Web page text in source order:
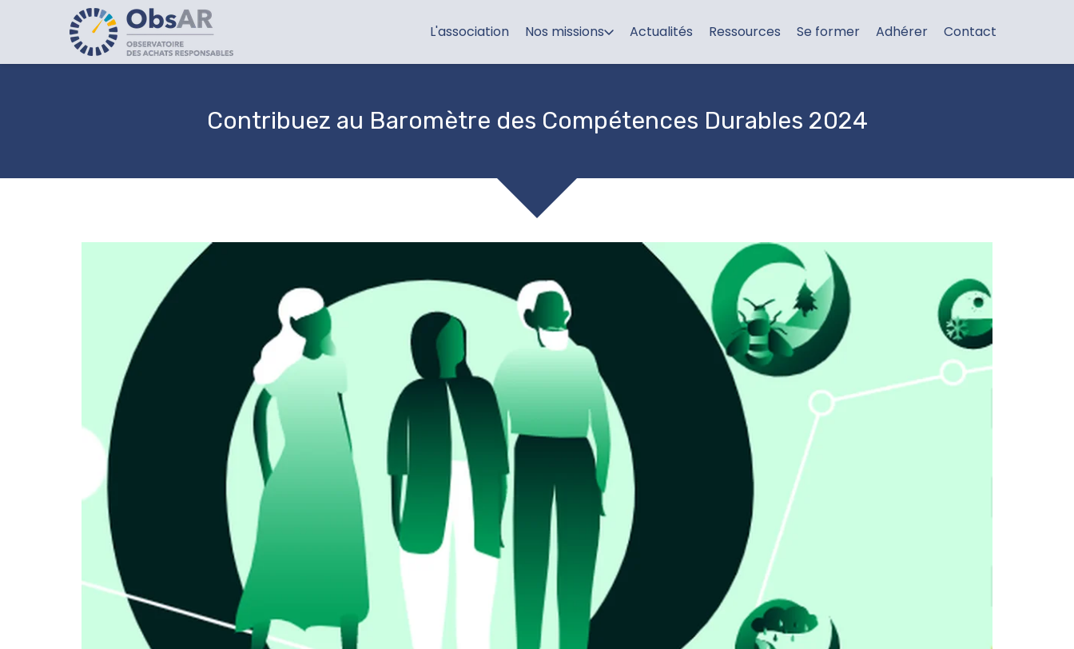
L'association Nos missions Actualités Ressources Se former Adhérer Contact
Contribuez au Baromètre des Compétences Durables 2024